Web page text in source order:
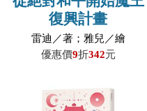
復興計畫
雷迪／著；雅兒／繪
優惠價9折342元